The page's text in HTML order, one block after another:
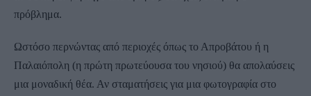
πρόβλημα.
Ωστόσο περνώντας από περιοχές όπως το Απροβάτου ή η
Παλαιόπολη (η πρώτη πρωτεύουσα του νησιού) θα απολαύσεις
μια μοναδική θέα. Αν σταματήσεις για μια φωτογραφία στο